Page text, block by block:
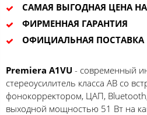
САМАЯ ВЫГОДНАЯ ЦЕНА
ФИРМЕННАЯ ГАРАНТИЯ
ОФИЦИАЛЬНАЯ ПОСТАВКА
Premiera A1VU - современный
стереоусилитель класса AB со
фонокорректором, ЦАП,
выходной мощностью 51 Вт на